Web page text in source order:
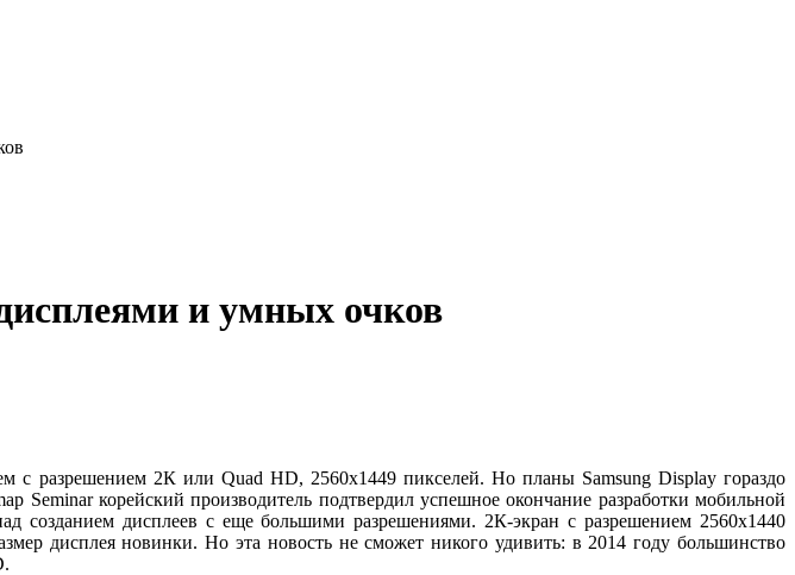
и умных очков
с разрешением 2К или Quad HD, 2560х1449 пикселей. Но планы Samsung Display гораздо
корейский производитель подтвердил успешное окончание разработки мобильной
созданием дисплеев с еще большими разрешениями. 2К-экран с разрешением 2560х1440
дисплея новинки. Но эта новость не сможет никого удивить: в 2014 году большинство